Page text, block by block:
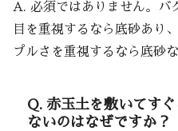
A. 必須ではありません。バ
目を重視するなら底砂あり
プルさを重視するなら底砂
Q. 赤玉土を敷いてす
ないのはなぜですか？